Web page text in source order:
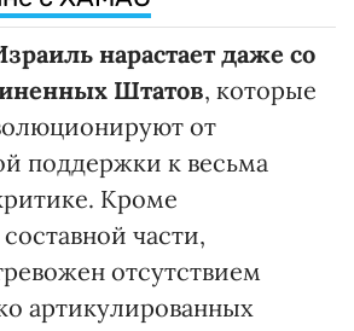
нарастает даже со
Штатов, которые
от
поддержки к весьма
Кроме
части,
отсутствием
артикулированных